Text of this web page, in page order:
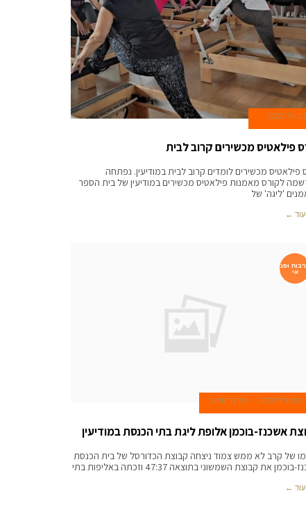
פילאטיס מכשירים קרוב לבית
פילאטיס מכשירים לומדים קרוב לבית במודיעין. נפתחה
לקורס מאמנות פילאטיס מכשירים במודיעין של בית הספר
'ליגה' של
←
ופנ
אי
עמיעד טאוב
אשכנז-בוכמן אלופת ליגת בתי הכנסת במודיעין
של קרב לא ממש צמוד ניצחה קבוצת הכדורסל של בית הכנסת
את קבוצת השמשוני בתוצאה 47:37 וזכתה באליפות בתי
←